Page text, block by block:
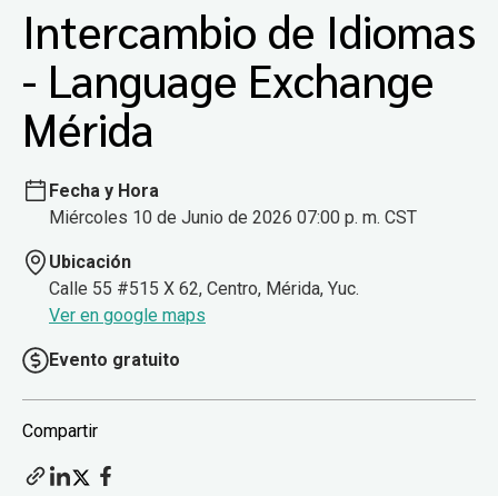
Intercambio de Idiomas
- Language Exchange
Mérida
Fecha y Hora
Miércoles 10 de Junio de 2026 07:00 p. m. CST
Ubicación
Calle 55 #515 X 62, Centro, Mérida, Yuc.
Ver en google maps
Evento gratuito
Compartir